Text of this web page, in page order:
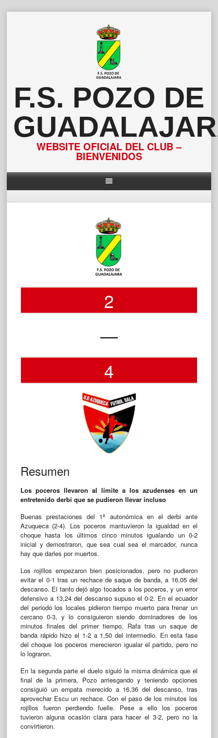
F.S. POZO DE
WEBSITE OFICIAL DEL CLUB –
BIENVENIDOS
2
—
4
Resumen
Los poceros llevaron al límite a los azudenses en un
entretenido derbi que se pudieron llevar incluso
Buenas prestaciones del 1ª autonómica en el derbi ante
Azuqueca (2-4). Los poceros mantuvieron la igualdad en el
choque hasta los últimos cinco minutos igualando un 0-2
inicial y demostraron, que sea cual sea el marcador, nunca
hay que darles por muertos.
Los rojillos empezaron bien posicionados, pero no pudieron
evitar el 0-1 tras un rechace de saque de banda, a 16,05 del
descanso. El tanto dejó algo tocados a los poceros, y un error
defensivo a 13,24 del descanso supuso el 0-2. En el ecuador
del periodo los locales pidieron tiempo muerto para frenar un
cercano 0-3, y lo consiguieron siendo dominadores de los
minutos finales del primer tiempo. Rafa tras un saque de
banda rápido hizo el 1-2 a 1,50 del intermedio. En esta fase
del choque los poceros merecieron igualar el partido, pero no
lo lograron.
En la segunda parte el duelo siguió la misma dinámica que el
final de la primera, Pozo arriesgando y teniendo opciones
consiguió un empata merecido a 16,36 del descanso, tras
aprovechar Escu un rechace. Con el paso de los minutos los
rojillos fueron perdiendo fuelle. Pese a ello los poceros
tuvieron alguna ocasión clara para hacer el 3-2, pero no la
convirtieron.